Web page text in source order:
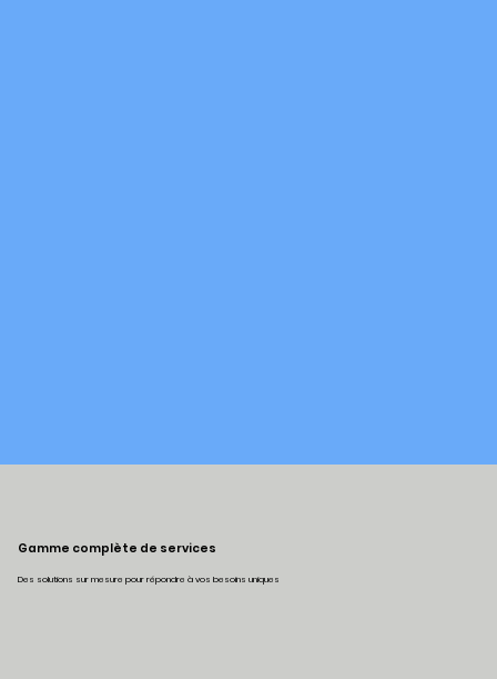
Gamme complète de services
Des solutions sur mesure pour répondre à vos besoins uniques